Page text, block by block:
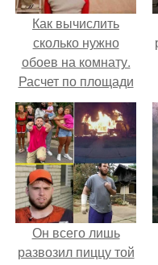
Как вычислить
сколько нужно
обоев на комнату.
Расчет по площади
оклеиваемой
поверхности стен
Он всего лишь
развозил пиццу той